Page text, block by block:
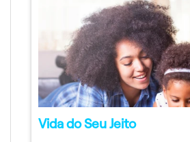
Vida do Seu Jeito